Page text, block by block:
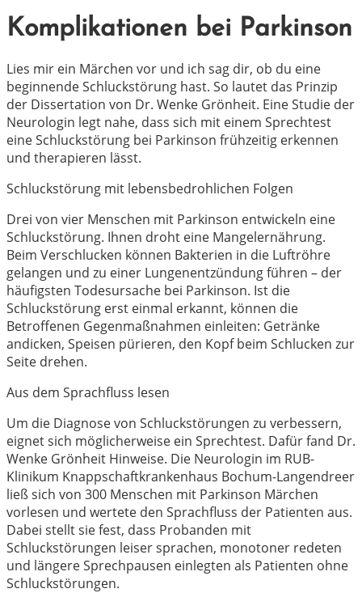
Komplikationen bei Parkinson
Lies mir ein Märchen vor und ich sag dir, ob du eine
beginnende Schluckstörung hast. So lautet das Prinzip
der Dissertation von Dr. Wenke Grönheit. Eine Studie der
Neurologin legt nahe, dass sich mit einem Sprechtest
eine Schluckstörung bei Parkinson frühzeitig erkennen
und therapieren lässt.
Schluckstörung mit lebensbedrohlichen Folgen
Drei von vier Menschen mit Parkinson entwickeln eine
Schluckstörung. Ihnen droht eine Mangelernährung.
Beim Verschlucken können Bakterien in die Luftröhre
gelangen und zu einer Lungenentzündung führen – der
häufigsten Todesursache bei Parkinson. Ist die
Schluckstörung erst einmal erkannt, können die
Betroffenen Gegenmaßnahmen einleiten: Getränke
andicken, Speisen pürieren, den Kopf beim Schlucken zur
Seite drehen.
Aus dem Sprachfluss lesen
Um die Diagnose von Schluckstörungen zu verbessern,
eignet sich möglicherweise ein Sprechtest. Dafür fand Dr.
Wenke Grönheit Hinweise. Die Neurologin im RUB-
Klinikum Knappschaftkrankenhaus Bochum-Langendreer
ließ sich von 300 Menschen mit Parkinson Märchen
vorlesen und wertete den Sprachfluss der Patienten aus.
Dabei stellt sie fest, dass Probanden mit
Schluckstörungen leiser sprachen, monotoner redeten
und längere Sprechpausen einlegten als Patienten ohne
Schluckstörungen.